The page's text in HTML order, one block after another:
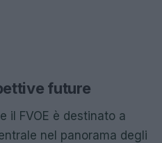
future
il FVOE è destinato a
nel panorama degli